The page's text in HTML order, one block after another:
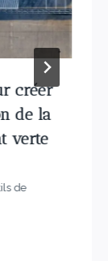
créer
de la
verte
de